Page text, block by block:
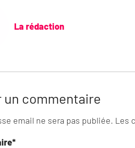
La rédaction
un commentaire
email ne sera pas publiée.
*